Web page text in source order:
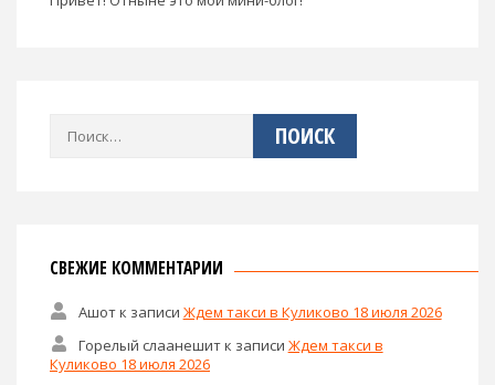
Найти:
СВЕЖИЕ КОММЕНТАРИИ
Ашотк записи Ждем такси в Куликово 18 июля 2026
Горелый слаанешитк записи Ждем такси в
Куликово 18 июля 2026